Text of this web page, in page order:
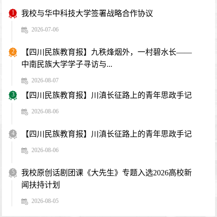
1 我校与华中科技大学签署战略合作协议
2026-07-06
2
【四川民族教育报】九秩烽烟外，一村碧水长——
中南民族大学学子寻访与...
2026-08-07
3 【四川民族教育报】川滇长征路上的青年思政手记
2026-08-06
4 【四川民族教育报】川滇长征路上的青年思政手记
2026-08-06
5
我校原创话剧团课《大先生》专题入选2026高校新
闻扶持计划
2026-08-05